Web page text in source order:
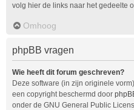
volg hier de links naar het gedeelte
Omhoog
phpBB vragen
Wie heeft dit forum geschreven?
Deze software (in zijn originele
een copyright beschermd door
onder de GNU General Public